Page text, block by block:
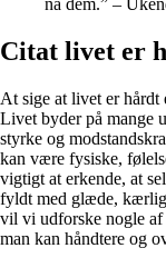
Citat livet er
At sige at livet er hårdt
Livet byder på mange
styrke og
kan være fysiske,
vigtigt at erkende, at
fyldt med glæde,
vil vi udforske nogle af
man kan håndtere og